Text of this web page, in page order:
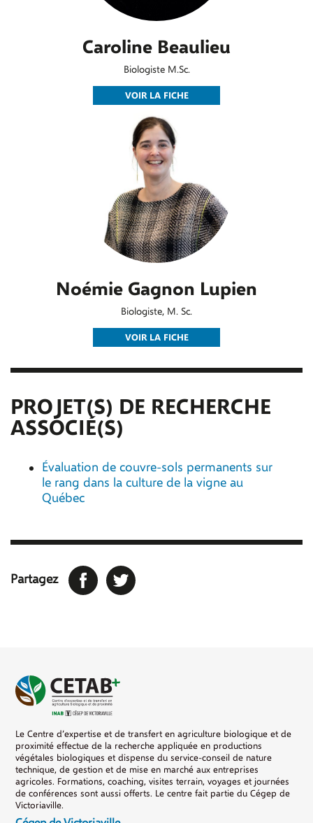
Caroline Beaulieu
Biologiste M.Sc.
VOIR LA FICHE
Noémie Gagnon Lupien
Biologiste, M. Sc.
VOIR LA FICHE
PROJET(S) DE RECHERCHE
ASSOCIÉ(S)
Évaluation de couvre-sols permanents sur
le rang dans la culture de la vigne au
Québec
Partagez FacebookTwitter
Le Centre d’expertise et de transfert en agriculture biologique et de
proximité effectue de la recherche appliquée en productions
végétales biologiques et dispense du service-conseil de nature
technique, de gestion et de mise en marché aux entreprises
agricoles. Formations, coaching, visites terrain, voyages et journées
de conférences sont aussi offerts. Le centre fait partie du Cégep de
Victoriaville.